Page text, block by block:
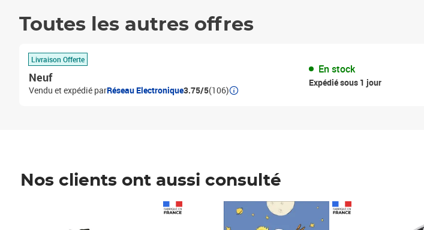
Toutes les autres offres
Livraison Offerte
Neuf
Vendu et expédié parRéseau Electronique3.75/5(106)
En stock
Expédié sous 1 jour
Nos clients ont aussi consulté
Prix 7,50€